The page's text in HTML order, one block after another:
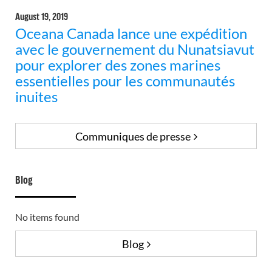
August 19, 2019
Oceana Canada lance une expédition
avec le gouvernement du Nunatsiavut
pour explorer des zones marines
essentielles pour les communautés
inuites
Communiques de presse
Blog
No items found
Blog